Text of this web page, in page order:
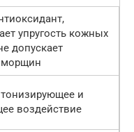
упругость кожных
допускает
морщин
и
воздействие